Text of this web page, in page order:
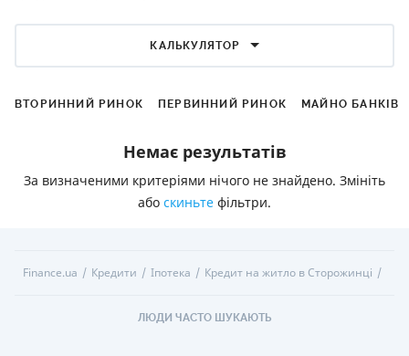
КАЛЬКУЛЯТОР
ВТОРИННИЙ РИНОК ПЕРВИННИЙ РИНОК МАЙНО БАНКІВ
Немає результатів
За визначеними критеріями нічого не знайдено. Змініть
або скиньте фільтри.
Finance.ua Кредити Іпотека Кредит на житло в Сторожинці
ЛЮДИ ЧАСТО ШУКАЮТЬ